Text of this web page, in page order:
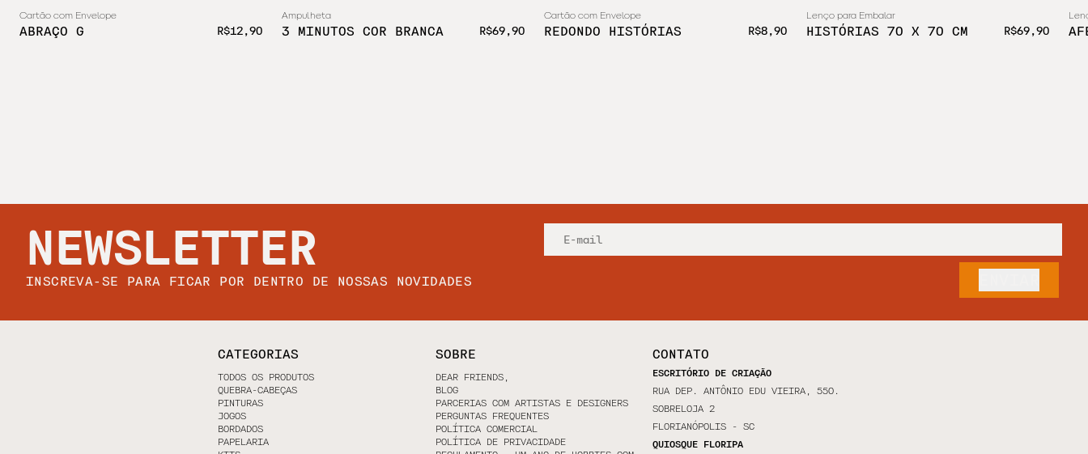
Cartão com Envelope
ABRAÇO G R$12,90
Ampulheta
3 MINUTOS COR BRANCA R$69,90
Cartão com Envelope
REDONDO HISTÓRIAS R$8,90
Lenço para Embalar
HISTÓRIAS 70 X 70 CM R$69,90
NEWSLETTER
INSCREVA-SE PARA FICAR POR DENTRO DE NOSSAS NOVIDADES
CATEGORIAS
TODOS OS PRODUTOS
QUEBRA-CABEÇAS
PINTURAS
JOGOS
BORDADOS
PAPELARIA
SOBRE
DEAR FRIENDS,
BLOG
PARCERIAS COM ARTISTAS E DESIGNERS
PERGUNTAS FREQUENTES
POLÍTICA COMERCIAL
POLÍTICA DE PRIVACIDADE
CONTATO
ESCRITÓRIO DE CRIAÇÃO
RUA DEP. ANTÔNIO EDU VIEIRA, 550.
SOBRELOJA 2
FLORIANÓPOLIS - SC
QUIOSQUE FLORIPA